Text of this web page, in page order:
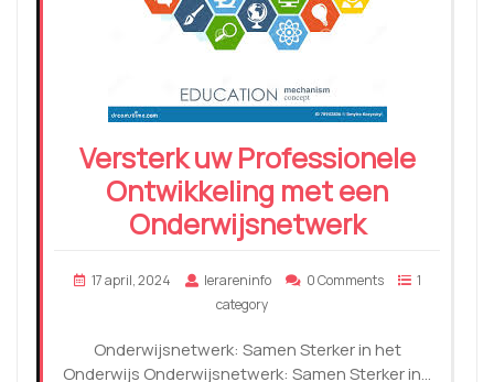
Versterk uw Professionele
Ontwikkeling met een
Onderwijsnetwerk
17 april, 2024 lerareninfo 0 Comments
1
category
Onderwijsnetwerk: Samen Sterker in het
Onderwijs Onderwijsnetwerk: Samen Sterker in…